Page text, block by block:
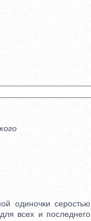
одиночки серостью
всех и последнего